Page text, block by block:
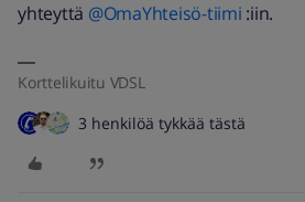
yhteyttä @OmaYhteisö-tiimi :iin.
Korttelikuitu VDSL
3 henkilöä tykkää tästä